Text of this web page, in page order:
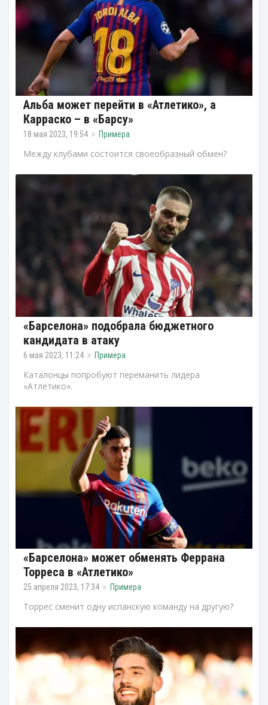
Альба может перейти в «Атлетико», а
Карраско – в «Барсу»
18 мая 2023, 19:54 Примера
Между клубами состоится своеобразный обмен?
«Барселона» подобрала бюджетного
кандидата в атаку
6 мая 2023, 11:24 Примера
Каталонцы попробуют переманить лидера
«Атлетико».
«Барселона» может обменять Феррана
Торреса в «Атлетико»
25 апреля 2023, 17:34 Примера
Торрес сменит одну испанскую команду на другую?